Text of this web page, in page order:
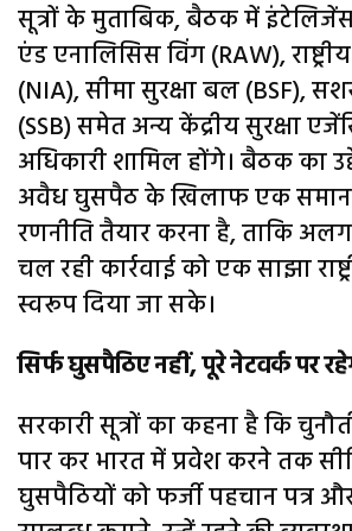
सूत्रों के मुताबिक, बैठक में इंटेलिजेंस
एंड एनालिसिस विंग (RAW),
(NIA), सीमा सुरक्षा बल (BSF),
(SSB) समेत अन्य केंद्रीय सुरक्षा
अधिकारी शामिल होंगे। बैठक का
अवैध घुसपैठ के खिलाफ एक समान
रणनीति तैयार करना है, ताकि
चल रही कार्रवाई को एक साझा
स्वरूप दिया जा सके।
सिर्फ घुसपैठिए नहीं, पूरे नेटवर्क पर
सरकारी सूत्रों का कहना है कि
पार कर भारत में प्रवेश करने तक
घुसपैठियों को फर्जी पहचान पत्र